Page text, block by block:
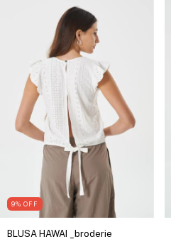
9% OFF
BLUSA HAWAI _broderie